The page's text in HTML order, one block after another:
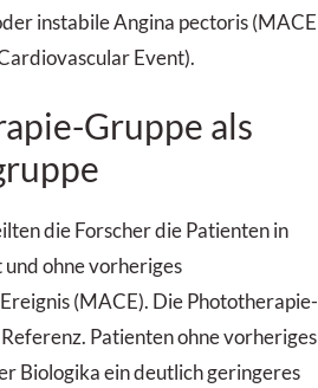
instabile Angina pectoris (MACE
Event).
Gruppe als
die Forscher die Patienten in
ohne vorheriges
(MACE). Die Phototherapie-
Patienten ohne vorheriges
Biologika ein deutlich geringeres